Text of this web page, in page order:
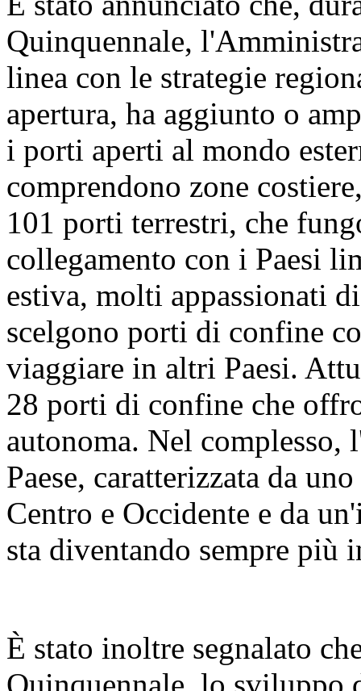
Quinquennale,
linea con le strategie
apertura, ha aggiunto o
i porti aperti al mondo
comprendono zone
101 porti terrestri, che
collegamento con i Paesi
estiva, molti appassionati
scelgono porti di confine
viaggiare in altri Paesi.
28 porti di confine che
autonoma. Nel
Paese, caratterizzata da
Centro e Occidente e da
sta diventando sempre più
È stato inoltre segnalato
Quinquennale, lo sviluppo